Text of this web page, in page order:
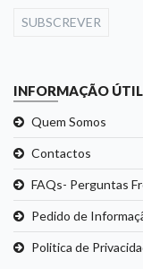
SUBSCREVER
INFORMAÇÃO ÚTIL
Quem Somos
Contactos
FAQs- Perguntas
Pedido de
Politica de